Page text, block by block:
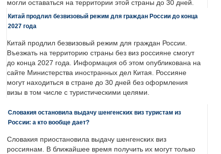
могли оставаться на территории этой страны до 30 дней.
Китай продлил безвизовый режим для граждан России до конца
2027 года
Китай продлил безвизовый режим для граждан России.
Въезжать на территорию страны без виз россияне смогут
до конца 2027 года. Информация об этом опубликована на
сайте Министерства иностранных дел Китая. Россияне
могут находиться в стране до 30 дней без оформления
визы в том числе с туристическими целями.
Словакия остановила выдачу шенгенских виз туристам из
России: а кто вообще дает?
Словакия приостановила выдачу шенгенских виз
россиянам. В ближайшее время получить их могут только